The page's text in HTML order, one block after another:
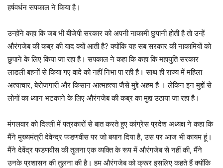
हर्षवर्धन सपकाल ने किया है।
उन्होंने कहा कि जब भी बीजेपी सरकार को अपनी नाकामी छुपानी होती है तो उन्हें
औरंगजेब की कब्र की याद क्यों आती है? क्योंकि यह सब सरकार की नाकामियों को
छुपाने के लिए किया जा रहा है। सपकाल ने कहा कि कहा कि महायुति सरकार
लाडली बहनों से किया गए वादे को नहीं निभा पा रही है। साथ ही राज्य में महिला
अत्याचार, बेरोजगारी और किसान आत्महत्या जैसे मुद्दे अहम है । लेकिन इन मुद्दों से
लोगों का ध्यान भटकाने के लिए औरंगजेब की कब्र का मुद्दा उठाया जा रहा है।
मंगलवार को दिल्ली में पत्रकारों से बात करते हुए कांग्रेस प्रदेश अध्यक्ष ने कहा कि
मैंने मुख्यमंत्री देवेन्द्र फडणवीस पर जो बयान दिया है, उस पर आज भी कायम हूं।
मैंने देवेंद्र फडणवीस की तुलना एक व्यक्ति के रूप में औरंगजेब से नहीं की, मैंने
उनके प्रशासन की तुलना की है। हम औरंगजेब को क्रूर इसलिए कहते हैं क्योंकि